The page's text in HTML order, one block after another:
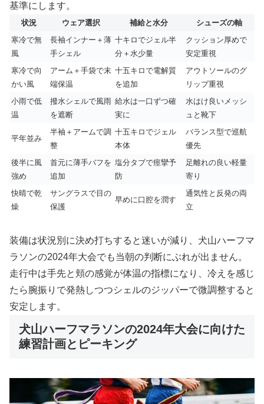
基準にします。
状況 ウェア選択 補給と水分
シューズの軸
寒冷で無
風
長袖インナー＋薄
手シェル
十キロでジェル半
分＋水少量
クッション厚めで
安定重視
寒冷で向
かい風
アーム＋手袋で末
端保温
十五キロで電解質
を追加
アウトソールのグ
リップ重視
小雨で低
温
撥水シェルで風雨
を遮断
給水は一口ずつ確
実に
水はけ良いメッシ
ュと靴下
平年並み
半袖＋アームで調
整
十五キロでジェル
本体
バランス型で巡航
優先
後半に風
強め
首元に薄手バフを
追加
塩分タブで痙攣予
防
足離れの良い軽量
寄り
快晴で乾
燥
サングラスで目の
保護
早めに口腔を潤す
通気性と反発の両
立
装備は状況別に決め打ちすると迷いが減り、犬山ハーフマ
ラソンの2024年大会でも当朝の判断にぶれが出ません。
走行中は手先と頬の感覚が体温の指標になり、冷えを感じ
たら腕振りで発熱しつつシェルのジッパーで微調整すると
安定します。
犬山ハーフマラソンの2024年大会に向けた
練習計画とピーキング